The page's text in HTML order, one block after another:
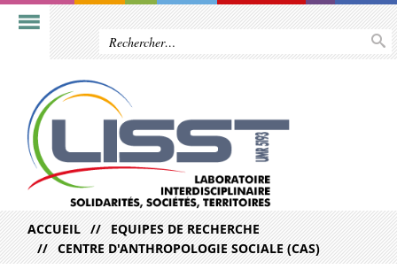
ACCUEIL
EQUIPES DE RECHERCHE
CENTRE D'ANTHROPOLOGIE SOCIALE (CAS)